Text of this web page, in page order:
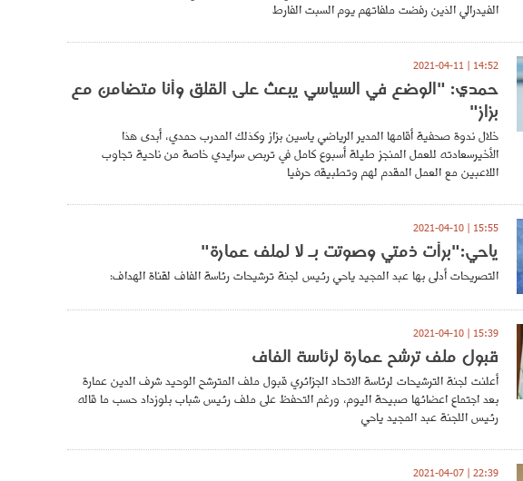
الفيدرالي الذين رفضت ملفاتهم يوم السبت الفارط
14:52 | 2021-04-11
حمدي: "الوضع في السياسي يبعث على القلق وأنا متضامن مع
بزاز"
خلال ندوة صحفية أقامها المدير الرياضي ياسين بزاز وكذلك المدرب حمدي، أبدى هذا
الأخيرسعادته للعمل المنجز طيلة أسبوع كامل في تربص سرايدي خاصة من ناحية تجاوب
اللاعبين مع العمل المقدم لهم وتطبيقه حرفيا
15:55 | 2021-04-10
ياحي:"برأت ذمتي وصوتت بـ لا لملف عمارة"
التصريحات أدلى بها عبد المجيد ياحي رئيس لجنة ترشيحات رئاسة الفاف لقناة الهداف:
15:39 | 2021-04-10
قبول ملف ترشح عمارة لرئاسة الفاف
أعلنت لجنة الترشيحات لرئاسة الاتحاد الجزائري قبول ملف المترشح الوحيد شرف الدين عمارة
بعد اجتماع اعضائها صبيحة اليوم، ورغم التحفظ على ملف رئيس شباب بلوزداد حسب ما قاله
رئيس اللجنة عبد المجيد ياحي
22:39 | 2021-04-07